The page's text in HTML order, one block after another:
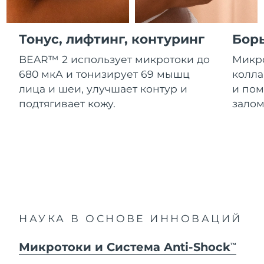
Тонус, лифтинг, контуринг
BEAR™ 2 использует микротоки до
680 мкА и тонизирует 69 мышц
лица и шеи, улучшает контур и
подтягивает кожу.
и
НАУКА В ОСНОВЕ ИННОВАЦИЙ
Микротоки и Система Anti-ShockTM
Косметика Для мужчин
Купить
Гибралтар
Ожидаемая дата доставки
Греция
Ожидаемая дата доставки
Гонконг (САР)
Ожидаемая дата доставки
10/8/26
Ирландия
Ожидаемая дата доставки
Ожидаемая дата доставки